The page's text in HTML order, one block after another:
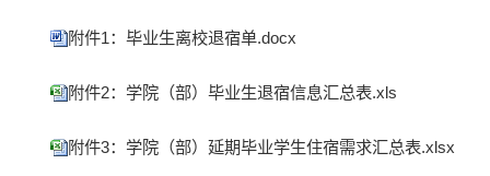
附件1：毕业生离校退宿单.docx
附件2：学院（部）毕业生退宿信息汇总表.xls
附件3：学院（部）延期毕业学生住宿需求汇总表.xlsx